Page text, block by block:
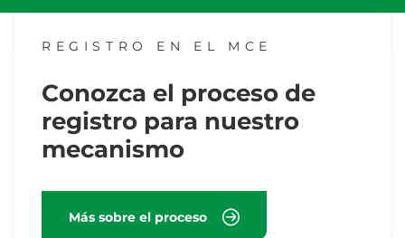
REGISTRO EN EL MCE
Conozca el proceso de
registro para nuestro
mecanismo
Más sobre el proceso